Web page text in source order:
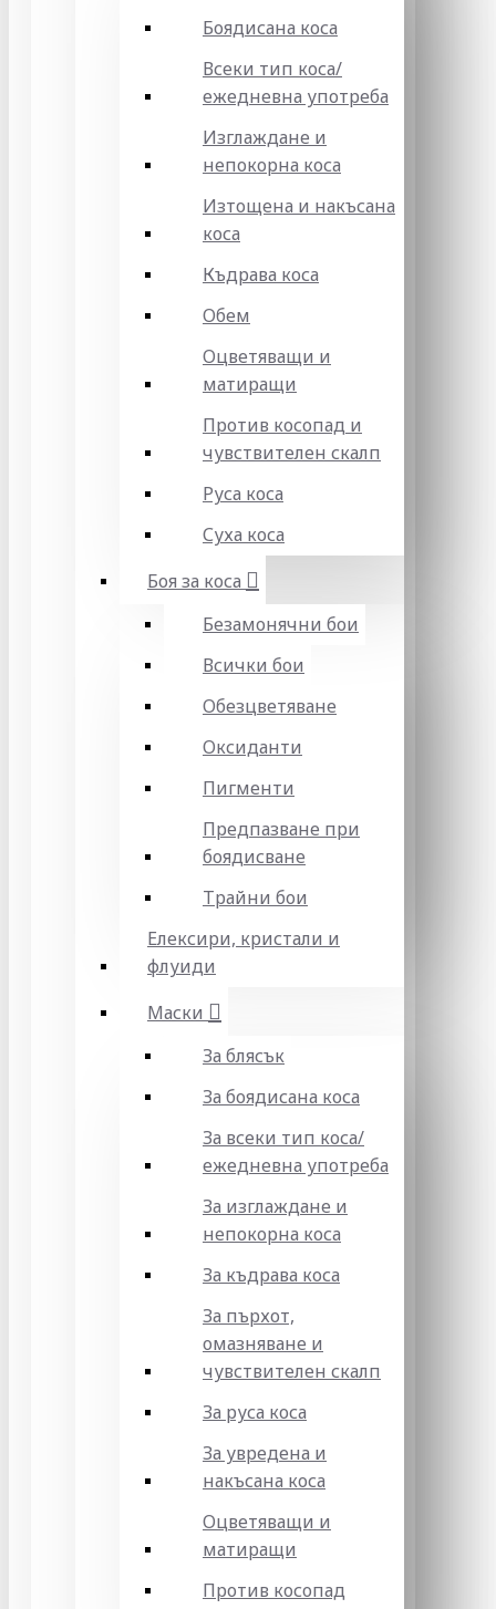
Боядисана коса
Всеки тип коса/
ежедневна употреба
Изглаждане и
непокорна коса
Изтощена и накъсана
коса
Къдрава коса
Обем
Оцветяващи и
матиращи
Против косопад и
чувствителен скалп
Руса коса
Суха коса
Боя за коса
Безамонячни бои
Всички бои
Обезцветяване
Оксиданти
Пигменти
Предпазване при
боядисване
Трайни бои
Елексири, кристали и
флуиди
Маски
За блясък
За боядисана коса
За всеки тип коса/
ежедневна употреба
За изглаждане и
непокорна коса
За къдрава коса
За пърхот,
омазняване и
чувствителен скалп
За руса коса
За увредена и
накъсана коса
Оцветяващи и
матиращи
Против косопад